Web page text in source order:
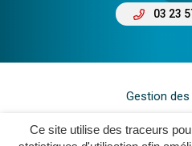
Ce site utilise des traceurs
03 23
Gestion
Plan du